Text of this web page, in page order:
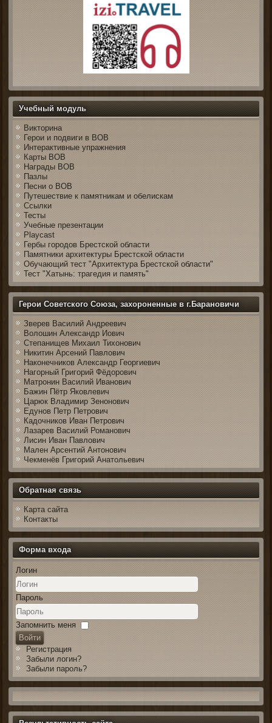
Учебный модуль
Викторина
Герои и подвиги в ВОВ
Интерактивные упражнения
Карты ВОВ
Награды ВОВ
Пазлы
Песни о ВОВ
Путешествие к памятникам и обелискам
Ссылки
Тесты
Учебные презентации
Playcast
Гербы городов Брестской области
Памятники архитектуры Брестской области
Обучающий тест "Архитектура Брестской области"
Тест "Хатынь: трагедия и память"
Герои Советского Союза, захороненные в г.Барановичи
Зверев Василий Андреевич
Волошин Александр Иович
Степанищев Михаил Тихонович
Никитин Арсений Павлович
Наконечников Александр Георгиевич
Нагорный Григорий Фёдорович
Матронин Василий Иванович
Бажин Пётр Яковлевич
Царюк Владимир Зенонович
Едунов Петр Петрович
Кадочников Иван Петрович
Лазарев Василий Романович
Лисин Иван Павлович
Мален Арсентий Антонович
Чекменёв Григорий Анатольевич
Обратная связь
Карта сайта
Контакты
Форма входа
Логин
Пароль
Запомнить меня
Войти
Регистрация
Забыли логин?
Забыли пароль?